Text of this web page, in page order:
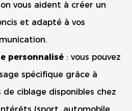
vous aident à créer un
et adapté à vos
personnalisé : vous pouvez
spécifique grâce à
ciblage disponibles chez